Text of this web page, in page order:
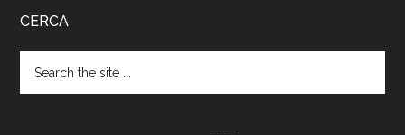
CERCA